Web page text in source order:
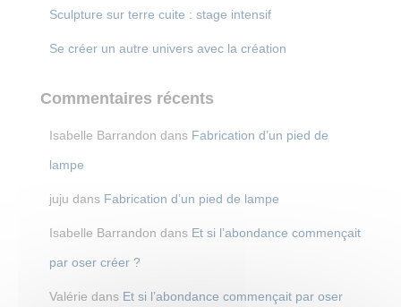
Sculpture sur terre cuite : stage intensif
Se créer un autre univers avec la création
Commentaires récents
Isabelle Barrandon dans Fabrication d’un pied de
lampe
juju dans Fabrication d’un pied de lampe
Isabelle Barrandon dans Et si l’abondance commençait
par oser créer ?
Valérie dans Et si l’abondance commençait par oser